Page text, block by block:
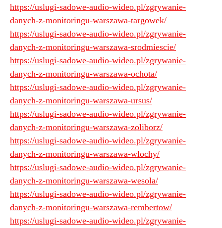
https://uslugi-sadowe-audio-wideo.pl/zgrywanie-
danych-z-monitoringu-warszawa-targowek/
https://uslugi-sadowe-audio-wideo.pl/zgrywanie-
danych-z-monitoringu-warszawa-srodmiescie/
https://uslugi-sadowe-audio-wideo.pl/zgrywanie-
danych-z-monitoringu-warszawa-ochota/
https://uslugi-sadowe-audio-wideo.pl/zgrywanie-
danych-z-monitoringu-warszawa-ursus/
https://uslugi-sadowe-audio-wideo.pl/zgrywanie-
danych-z-monitoringu-warszawa-zoliborz/
https://uslugi-sadowe-audio-wideo.pl/zgrywanie-
danych-z-monitoringu-warszawa-wlochy/
https://uslugi-sadowe-audio-wideo.pl/zgrywanie-
danych-z-monitoringu-warszawa-wesola/
https://uslugi-sadowe-audio-wideo.pl/zgrywanie-
danych-z-monitoringu-warszawa-rembertow/
https://uslugi-sadowe-audio-wideo.pl/zgrywanie-